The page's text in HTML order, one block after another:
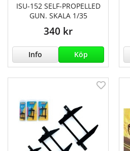
ISU-152 SELF-PROPELLED
GUN. SKALA 1/35
340 kr
Info Köp